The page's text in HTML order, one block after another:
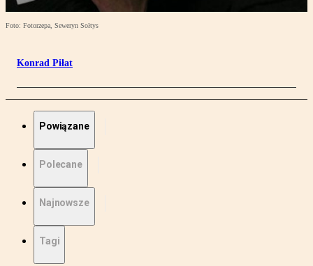
Foto: Fotorzepa, Seweryn Sołtys
Konrad Piłat
Powiązane
Polecane
Najnowsze
Tagi